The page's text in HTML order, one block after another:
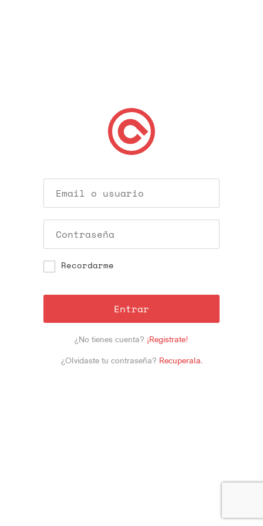
Recordarme
Entrar
¿No tienes cuenta? ¡Registrate!
¿Olvidaste tu contraseña? Recuperala.